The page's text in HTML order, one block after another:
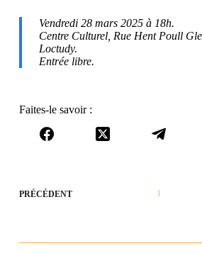
Vendredi 28 mars 2025 à 18h.
Centre Culturel, Rue Hent Poull
Loctudy.
Entrée libre.
Faites-le savoir :
PRÉCÉDENT